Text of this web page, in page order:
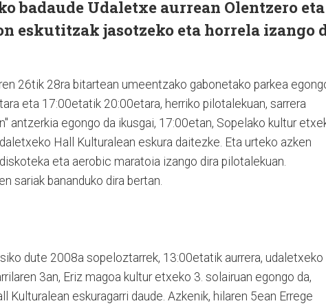
badaude Udaletxe aurrean Olentzero eta
eskutitzak jasotzeko eta horrela izango
26tik 28ra bitartean umeentzako gabonetako parkea
eta 17:00etatik 20:00etara, herriko pilotalekuan, sarrera
antzerkia egongo da ikusgai, 17:00etan, Sopelako kultur
Hall Kulturalean eskura daitezke. Eta urteko azken
eta aerobic maratoia izango dira pilotalekuan.
sariak bananduko dira bertan.
dute 2008a sopeloztarrek, 13:00etatik aurrera, udaletxeko
3an, Eriz magoa kultur etxeko 3. solairuan egongo da,
Kulturalean eskuragarri daude. Azkenik, hilaren 5ean Errege